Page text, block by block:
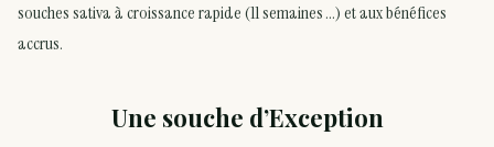
souches sativa à croissance rapide (11 semaines …) et aux bénéfices
accrus.
Une souche d’Exception